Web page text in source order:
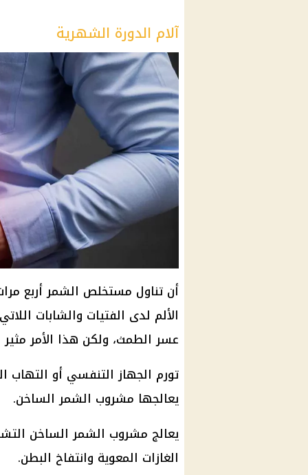
آلام الدورة الشهرية
أن تناول مستخلص الشمر أربع
الألم لدى الفتيات والشابات
عسر الطمث، ولكن هذا الأمر مثير
تورم الجهاز التنفسي أو التهاب
يعالجها مشروب الشمر الساخن.
يعالج مشروب الشمر الساخن
الغازات المعوية وانتفاخ البطن.